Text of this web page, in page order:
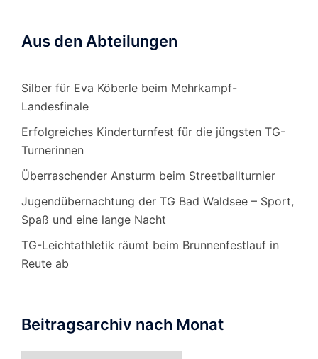
Aus den Abteilungen
Silber für Eva Köberle beim Mehrkampf-
Landesfinale
Erfolgreiches Kinderturnfest für die jüngsten TG-
Turnerinnen
Überraschender Ansturm beim Streetballturnier
Jugendübernachtung der TG Bad Waldsee – Sport,
Spaß und eine lange Nacht
TG-Leichtathletik räumt beim Brunnenfestlauf in
Reute ab
Beitragsarchiv nach Monat